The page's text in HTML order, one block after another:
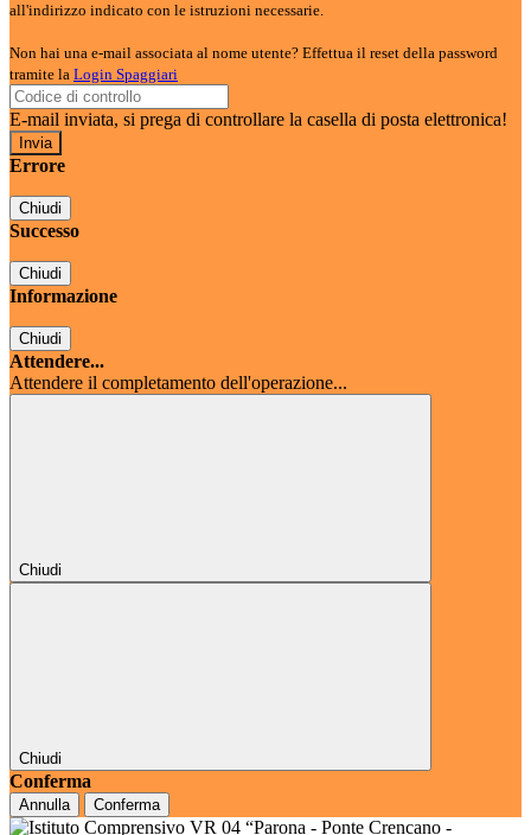
all'indirizzo indicato con le istruzioni necessarie.
Non hai una e-mail associata al nome utente? Effettua il reset della password
tramite la Login Spaggiari
E-mail inviata, si prega di controllare la casella di posta elettronica!
Errore
Chiudi
Successo
Chiudi
Informazione
Chiudi
Attendere...
Attendere il completamento dell'operazione...
Chiudi
Chiudi
Conferma
Annulla Conferma